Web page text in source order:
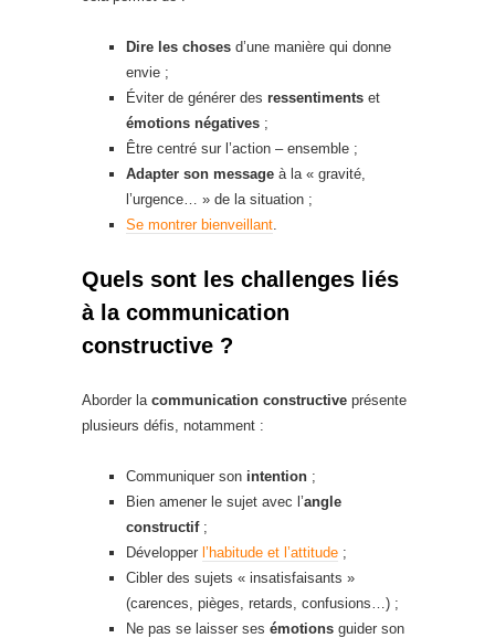
Dire les choses d’une manière qui donne
envie ;
Éviter de générer des ressentiments et
émotions négatives ;
Être centré sur l’action – ensemble ;
Adapter son message à la « gravité,
l’urgence… » de la situation ;
Se montrer bienveillant.
Quels sont les challenges liés
à la communication
constructive ?
Aborder la communication constructive présente
plusieurs défis, notamment :
Communiquer son intention ;
Bien amener le sujet avec l’angle
constructif;
Développer l’habitude et l’attitude ;
Cibler des sujets « insatisfaisants »
(carences, pièges, retards, confusions…) ;
Ne pas se laisser ses émotions guider son